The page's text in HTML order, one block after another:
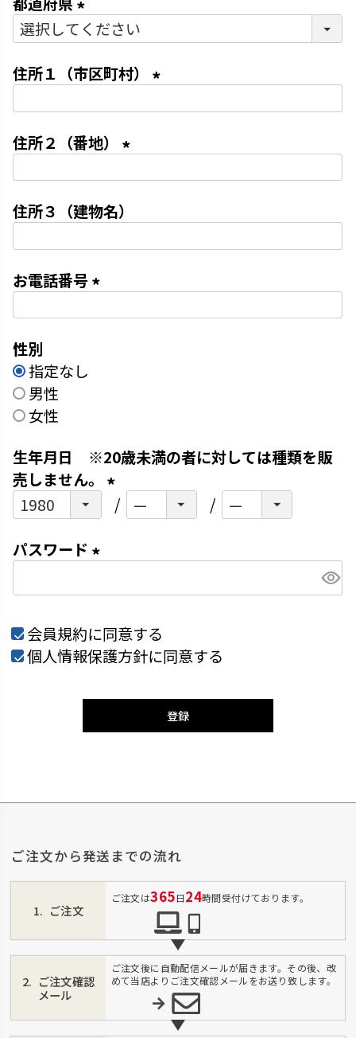
須
)(
須
住所１（市区町村）
住所２（番地）
須
住所３（建物名）
お電話番号
性別
指定なし
男性
女性
生年月日 ※20歳未満の者に対しては種類を販
売しません。
パスワード
必
須
)
会員規約に同意する
個人情報保護方針に同意する
登録
ご注文から発送までの流れ
ご注文
ご注文は365日24時間受付けております。
ご注文確認
メール
ご注文後に自動配信メールが届きます。その後、改
めて当店よりご注文確認メールをお送り致します。